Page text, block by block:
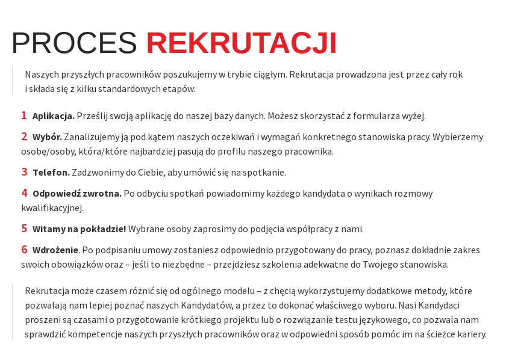
PROCES REKRUTACJI
Naszych przyszłych pracowników poszukujemy w trybie ciągłym. Rekrutacja prowadzona jest przez cały rok
i składa się z kilku standardowych etapów:
Aplikacja. Prześlij swoją aplikację do naszej bazy danych. Możesz skorzystać z formularza wyżej.
Wybór. Zanalizujemy ją pod kątem naszych oczekiwań i wymagań konkretnego stanowiska pracy. Wybierzemy
osobę/osoby, która/które najbardziej pasują do profilu naszego pracownika.
Telefon. Zadzwonimy do Ciebie, aby umówić się na spotkanie.
Odpowiedź zwrotna. Po odbyciu spotkań powiadomimy każdego kandydata o wynikach rozmowy
kwalifikacyjnej.
Witamy na pokładzie! Wybrane osoby zaprosimy do podjęcia współpracy z nami.
Wdrożenie. Po podpisaniu umowy zostaniesz odpowiednio przygotowany do pracy, poznasz dokładnie zakres
swoich obowiązków oraz – jeśli to niezbędne – przejdziesz szkolenia adekwatne do Twojego stanowiska.
Rekrutacja może czasem różnić się od ogólnego modelu – z chęcią wykorzystujemy dodatkowe metody, które
pozwalają nam lepiej poznać naszych Kandydatów, a przez to dokonać właściwego wyboru. Nasi Kandydaci
proszeni są czasami o przygotowanie krótkiego projektu lub o rozwiązanie testu językowego, co pozwala nam
sprawdzić kompetencje naszych przyszłych pracowników oraz w odpowiedni sposób pomóc im na ścieżce kariery.